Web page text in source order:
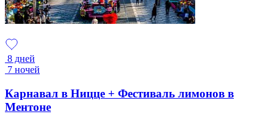
8 дней
7 ночей
Карнавал в Ницце + Фестиваль лимонов в
Ментоне